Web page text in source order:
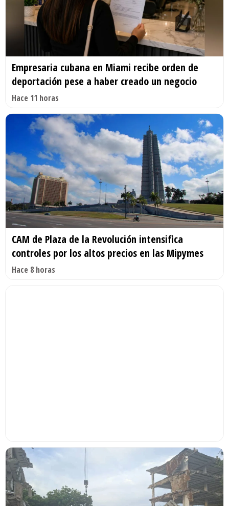
Empresaria cubana en Miami recibe orden de
deportación pese a haber creado un negocio
Hace 11 horas
CAM de Plaza de la Revolución intensifica
controles por los altos precios en las Mipymes
Hace 8 horas